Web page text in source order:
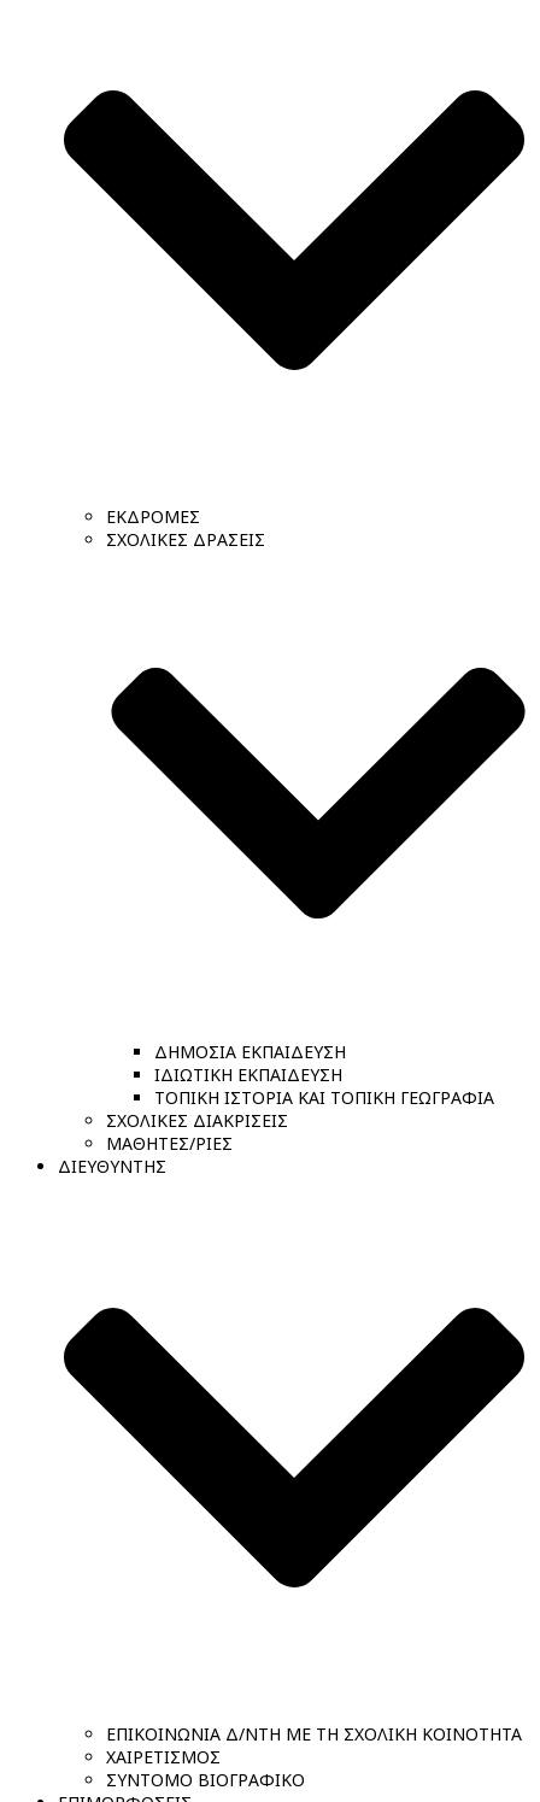
ΕΚΔΡΟΜΕΣ
ΣΧΟΛΙΚΕΣ ΔΡΑΣΕΙΣ
ΔΗΜΟΣΙΑ ΕΚΠΑΙΔΕΥΣΗ
ΙΔΙΩΤΙΚΗ ΕΚΠΑΙΔΕΥΣΗ
ΤΟΠΙΚΗ ΙΣΤΟΡΙΑ ΚΑΙ ΤΟΠΙΚΗ ΓΕΩΓΡΑΦΙΑ
ΣΧΟΛΙΚΕΣ ΔΙΑΚΡΙΣΕΙΣ
ΜΑΘΗΤΕΣ/ΡΙΕΣ
ΔΙΕΥΘΥΝΤΗΣ
ΕΠΙΚΟΙΝΩΝΙΑ Δ/ΝΤΗ ΜΕ ΤΗ ΣΧΟΛΙΚΗ ΚΟΙΝΟΤΗΤΑ
ΧΑΙΡΕΤΙΣΜΟΣ
ΣΥΝΤΟΜΟ ΒΙΟΓΡΑΦΙΚΟ